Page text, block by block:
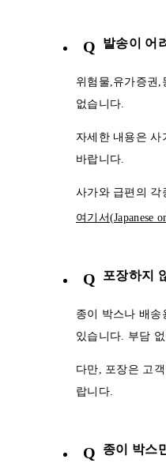
Q 발송이 어
위험물,유가증권,
없습니다.
자세한 내용은 사
바랍니다.
사가와 급편의 각
여기서(Japanese
Q 포장하지
종이 박스나 배송
있습니다. 부담
다만, 포장은 고
랍니다.
Q 종이 박스